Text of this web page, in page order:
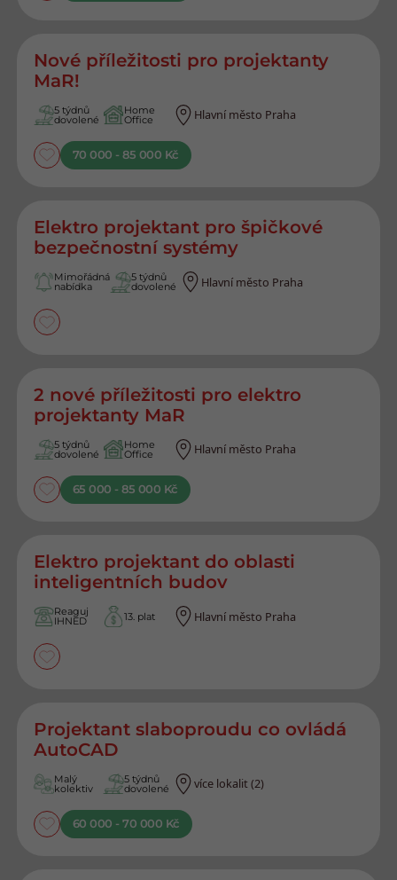
Nové příležitosti pro projektanty
MaR!
5 týdnů
dovolené
Home
Office Hlavní město Praha
70 000 - 85 000 Kč
Elektro projektant pro špičkové
bezpečnostní systémy
Mimořádná
nabídka
5 týdnů
dovolené Hlavní město Praha
2 nové příležitosti pro elektro
projektanty MaR
5 týdnů
dovolené
Home
Office Hlavní město Praha
65 000 - 85 000 Kč
Elektro projektant do oblasti
inteligentních budov
Reaguj
IHNED 13. plat Hlavní město Praha
Projektant slaboproudu co ovládá
AutoCAD
Malý
kolektiv
5 týdnů
dovolené více lokalit (2)
60 000 - 70 000 Kč